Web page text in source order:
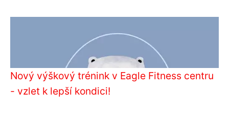
Nový výškový trénink v Eagle Fitness centru
- vzlet k lepší kondici!